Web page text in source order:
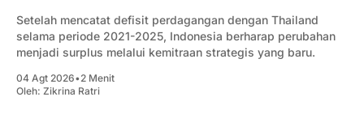
Setelah mencatat defisit perdagangan dengan Thailand
selama periode 2021-2025, Indonesia berharap perubahan
menjadi surplus melalui kemitraan strategis yang baru.
04 Agt 2026•2 Menit
Oleh: Zikrina Ratri